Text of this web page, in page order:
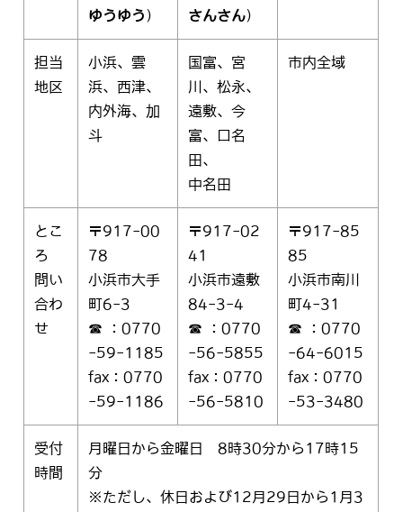
ゆうゆう ）
さんさん）
担当
地区
小浜、雲
浜、西津、
内外海、加
斗
国富、宮
川、松永、
遠敷、今
富、口名
田、
中名田
市内全域
とこ
ろ
問い
合わ
せ
〒917-00
78
小浜市大手
町6-3
☎ ：0770
-59-1185
fax：0770
-59-1186
〒917-02
41
小浜市遠敷
84-3-4
☎ ：0770
-56-5855
fax：0770
-56-5810
〒917-85
85
小浜市南川
町4-31
☎ ：0770
-64-6015
fax：0770
-53-3480
受付
時間
月曜日から金曜日 8時30分から17時15
分
※ただし、休日および12月29日から1月3